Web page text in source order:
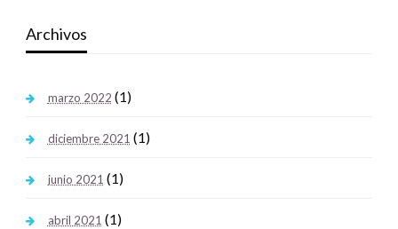
Archivos
marzo 2022 (1)
diciembre 2021 (1)
junio 2021 (1)
abril 2021 (1)